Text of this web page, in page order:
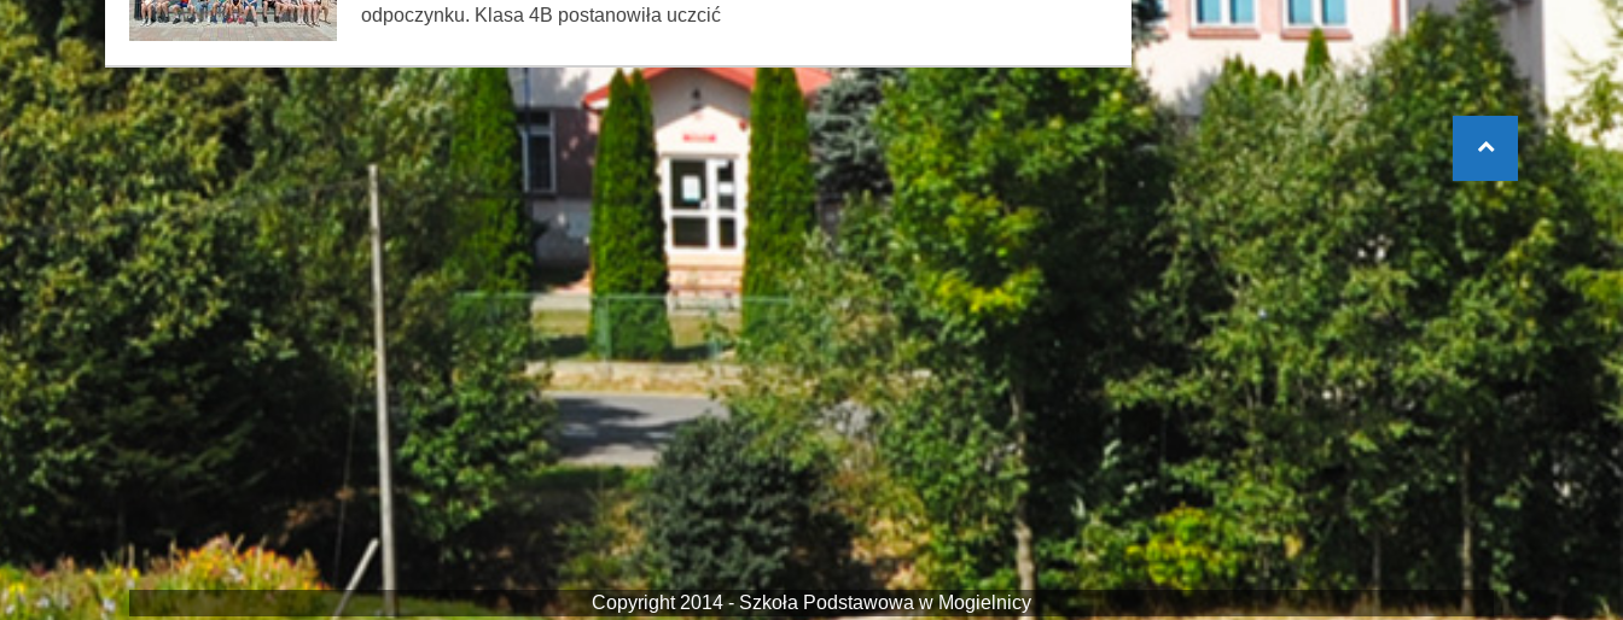
odpoczynku. Klasa 4B postanowiła uczcić
Copyright 2014 - Szkoła Podstawowa w Mogielnicy